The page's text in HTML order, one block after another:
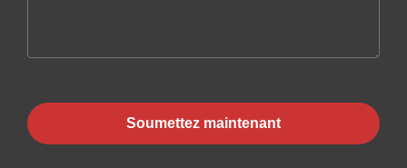
Soumettez maintenant